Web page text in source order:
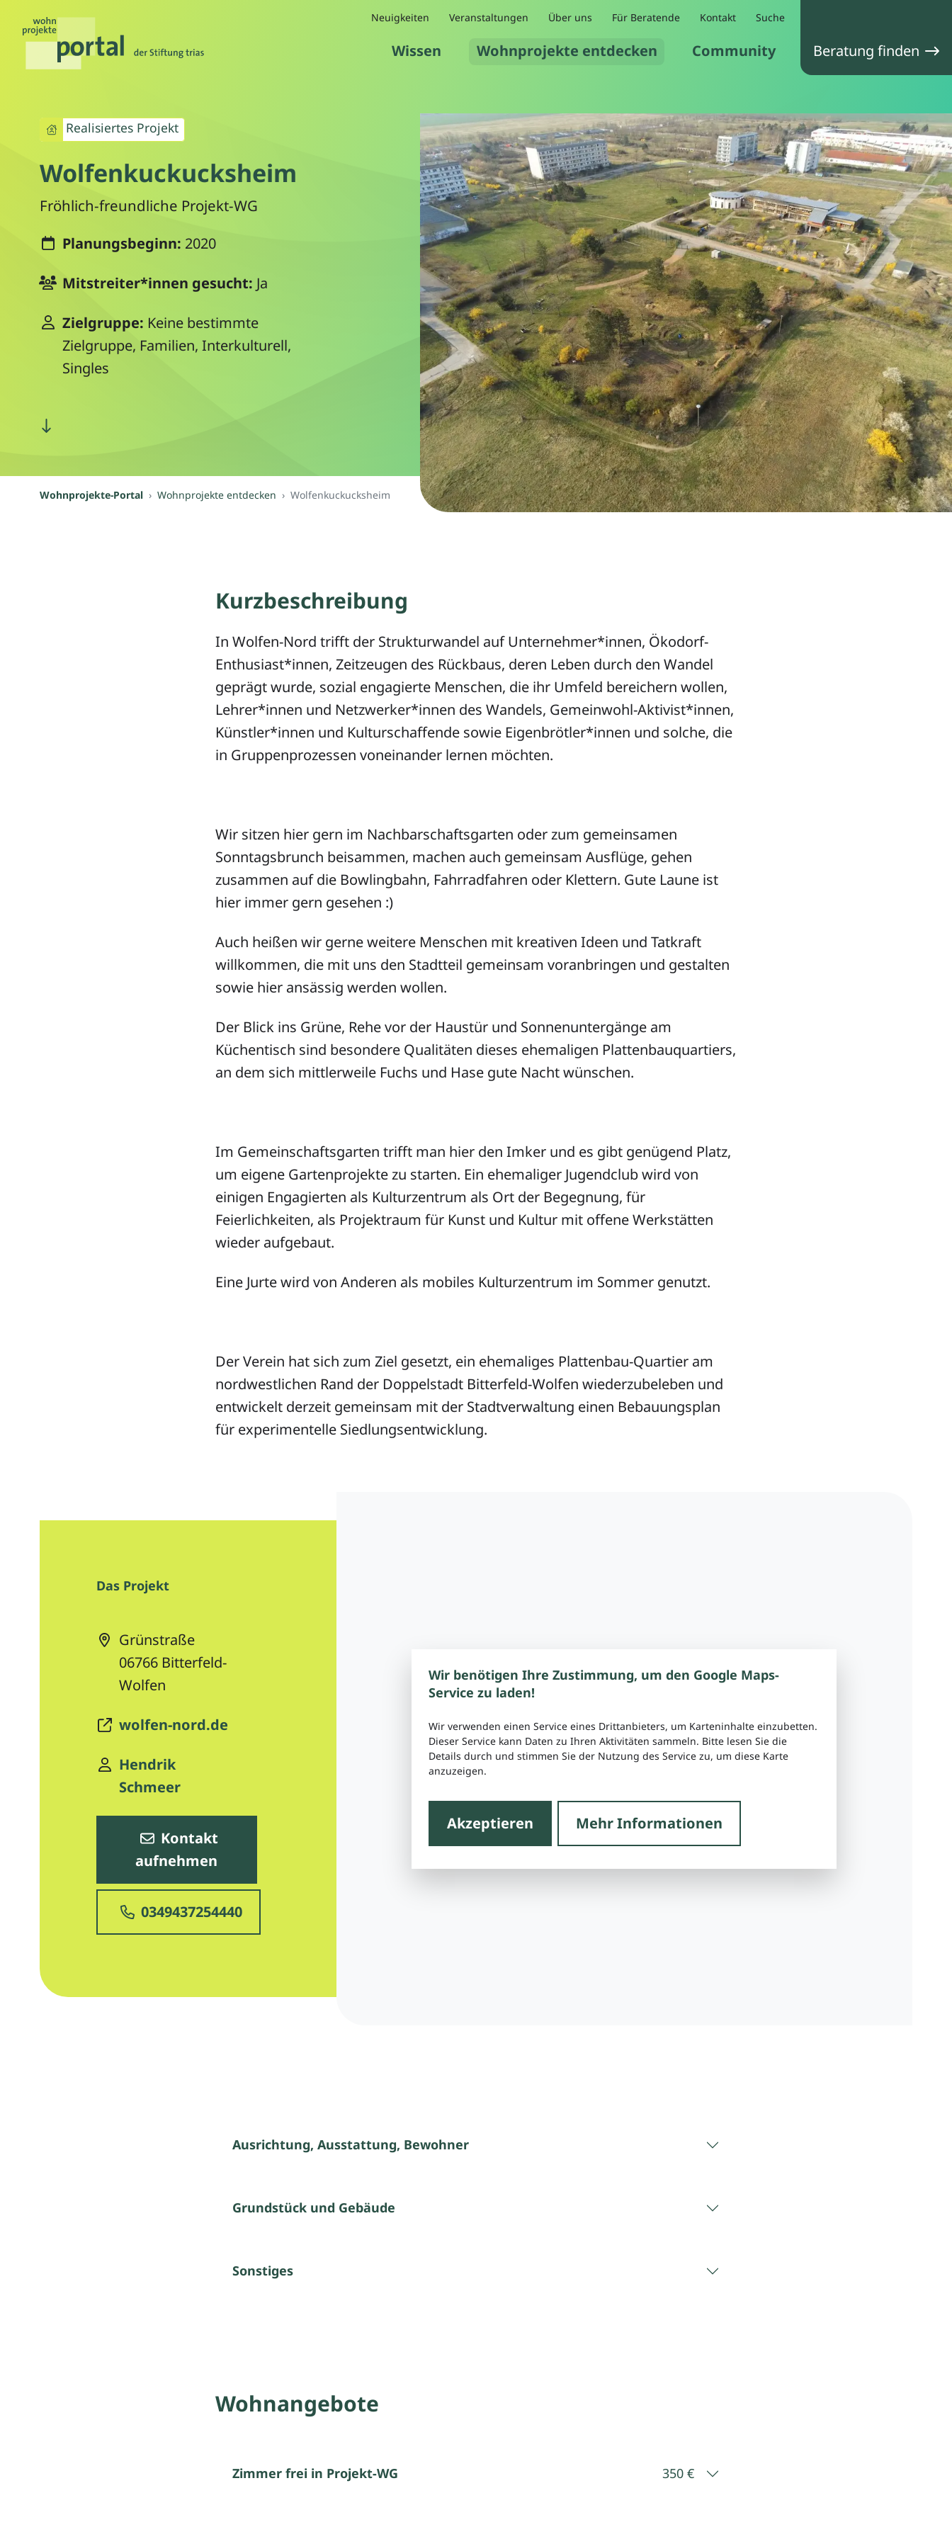
Wissen Wohnprojekte entdecken Community
Neuigkeiten Veranstaltungen Über uns Für Beratende Kontakt Suche
Beratung finden
Realisiertes Projekt
Wolfenkuckucksheim
Fröhlich-freundliche Projekt-WG
Planungsbeginn: 2020
Mitstreiter*innen gesucht: Ja
Zielgruppe: Keine bestimmte
Zielgruppe, Familien, Interkulturell,
Singles
Wohnprojekte-Portal Wohnprojekte entdecken Wolfenkuckucksheim
Kurzbeschreibung
In Wolfen-Nord trifft der Strukturwandel auf Unternehmer*innen, Ökodorf-
Enthusiast*innen, Zeitzeugen des Rückbaus, deren Leben durch den Wandel
geprägt wurde, sozial engagierte Menschen, die ihr Umfeld bereichern wollen,
Lehrer*innen und Netzwerker*innen des Wandels, Gemeinwohl-Aktivist*innen,
Künstler*innen und Kulturschaffende sowie Eigenbrötler*innen und solche, die
in Gruppenprozessen voneinander lernen möchten.
Wir sitzen hier gern im Nachbarschaftsgarten oder zum gemeinsamen
Sonntagsbrunch beisammen, machen auch gemeinsam Ausflüge, gehen
zusammen auf die Bowlingbahn, Fahrradfahren oder Klettern. Gute Laune ist
hier immer gern gesehen :)
Auch heißen wir gerne weitere Menschen mit kreativen Ideen und Tatkraft
willkommen, die mit uns den Stadtteil gemeinsam voranbringen und gestalten
sowie hier ansässig werden wollen.
Der Blick ins Grüne, Rehe vor der Haustür und Sonnenuntergänge am
Küchentisch sind besondere Qualitäten dieses ehemaligen Plattenbauquartiers,
an dem sich mittlerweile Fuchs und Hase gute Nacht wünschen.
Im Gemeinschaftsgarten trifft man hier den Imker und es gibt genügend Platz,
um eigene Gartenprojekte zu starten. Ein ehemaliger Jugendclub wird von
einigen Engagierten als Kulturzentrum als Ort der Begegnung, für
Feierlichkeiten, als Projektraum für Kunst und Kultur mit offene Werkstätten
wieder aufgebaut.
Eine Jurte wird von Anderen als mobiles Kulturzentrum im Sommer genutzt.
Der Verein hat sich zum Ziel gesetzt, ein ehemaliges Plattenbau-Quartier am
nordwestlichen Rand der Doppelstadt Bitterfeld-Wolfen wiederzubeleben und
entwickelt derzeit gemeinsam mit der Stadtverwaltung einen Bebauungsplan
für experimentelle Siedlungsentwicklung.
Das Projekt
Grünstraße
06766 Bitterfeld-
Wolfen
wolfen-nord.de
Hendrik
Schmeer
Kontakt
aufnehmen
0349437254440
Wir benötigen Ihre Zustimmung, um den Google Maps-
Service zu laden!
Wir verwenden einen Service eines Drittanbieters, um Karteninhalte einzubetten.
Dieser Service kann Daten zu Ihren Aktivitäten sammeln. Bitte lesen Sie die
Details durch und stimmen Sie der Nutzung des Service zu, um diese Karte
anzuzeigen.
Akzeptieren Mehr Informationen
Ausrichtung, Ausstattung, Bewohner
Grundstück und Gebäude
Sonstiges
Wohnangebote
Zimmer frei in Projekt-WG 350 €